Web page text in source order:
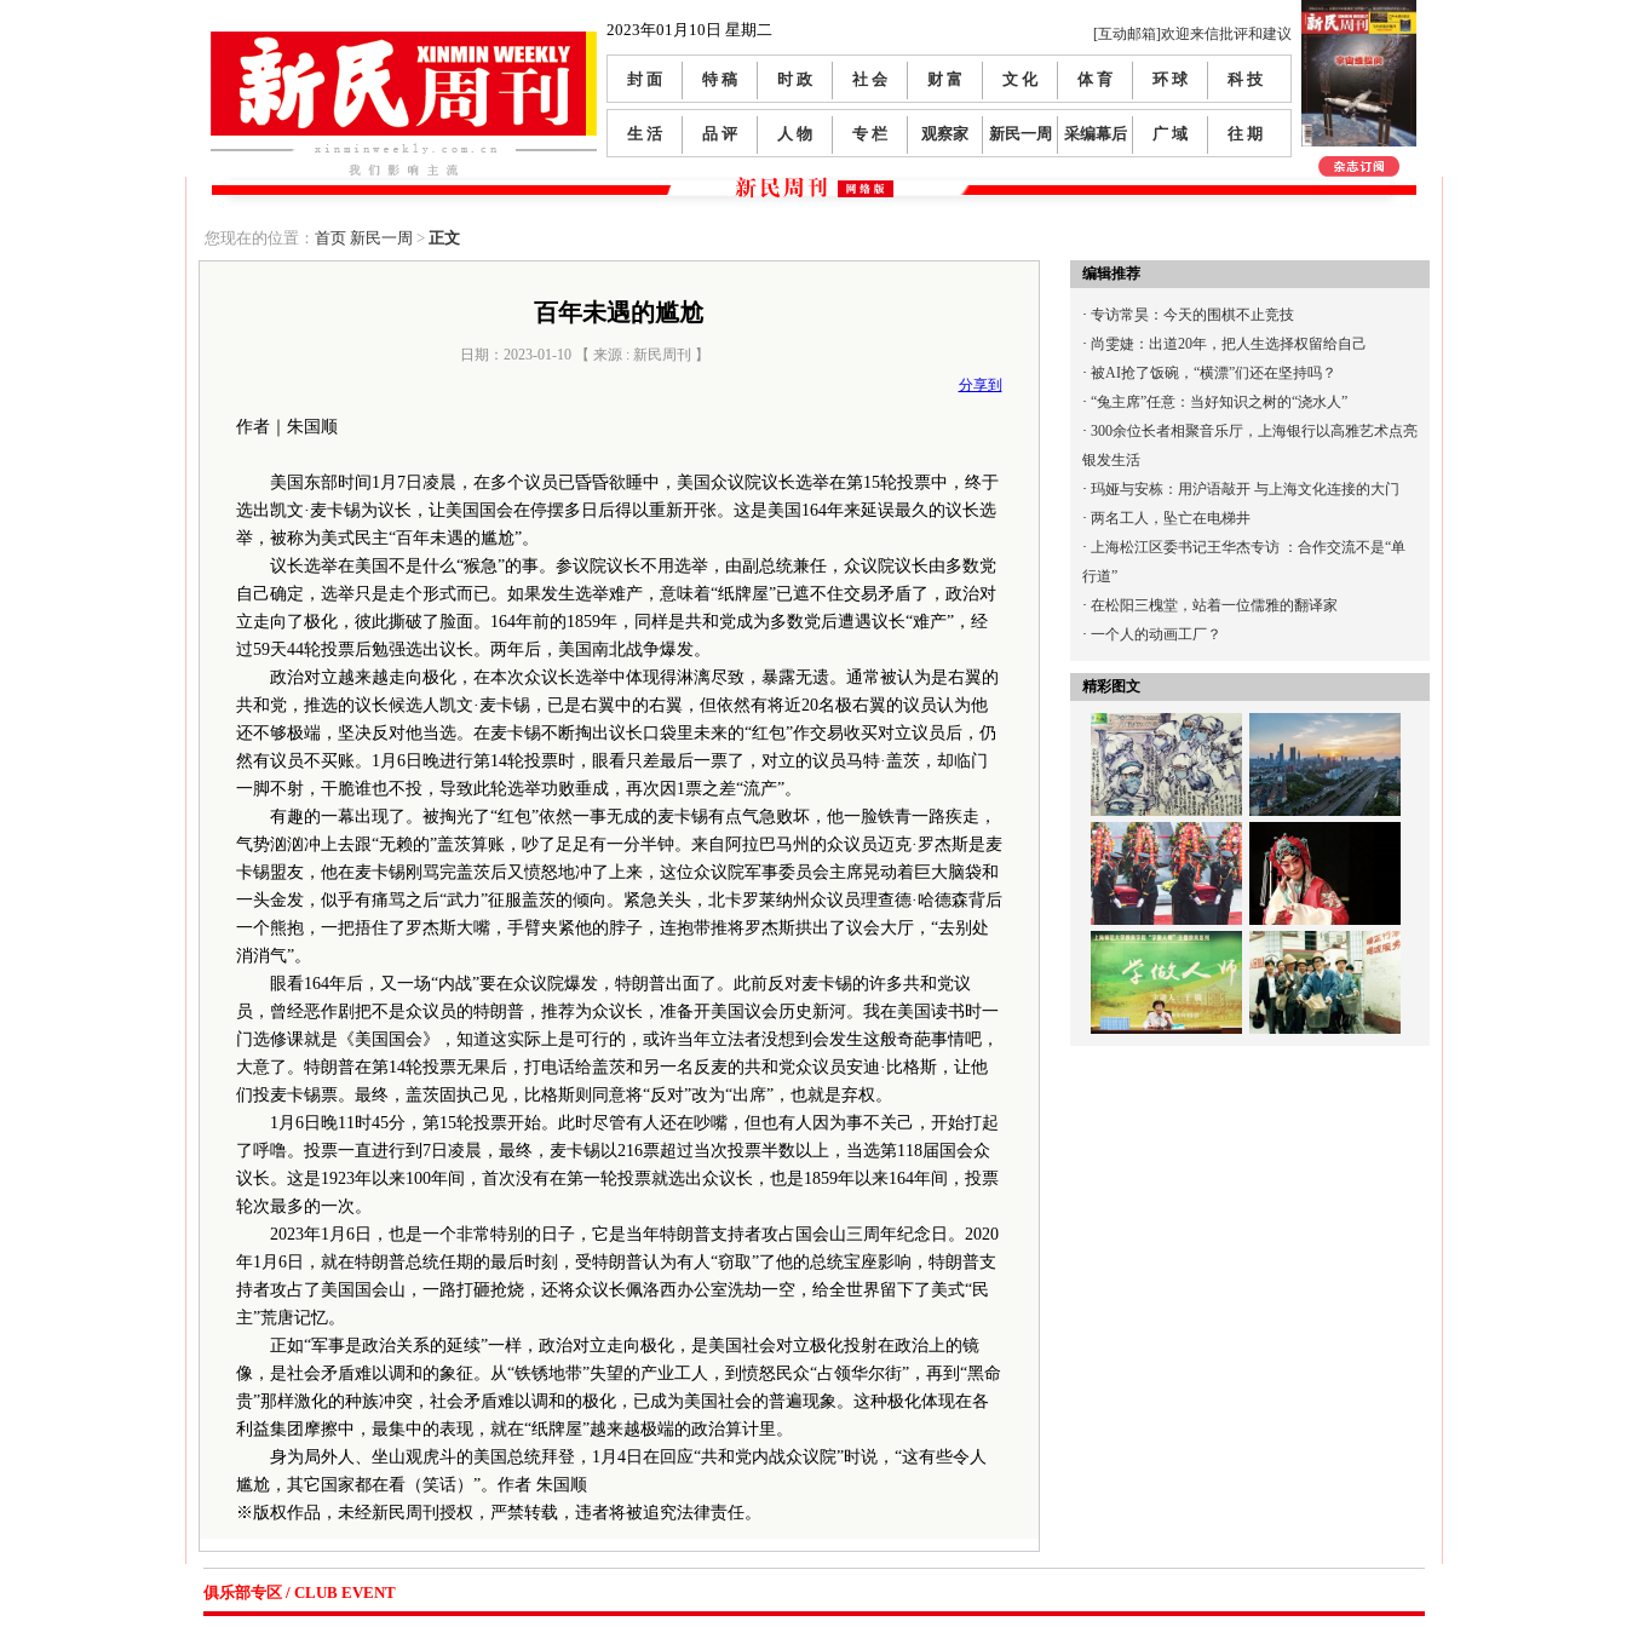
2023年01月10日 星期二 [互动邮箱]欢迎来信批评和建议
封 面 特 稿 时 政 社 会 财 富 文 化 体 育 环 球 科 技
生 活 品 评 人 物 专 栏 观察家 新民一周 采编幕后 广 域 往 期
您现在的位置： 首页 新民一周 > 正文
百年未遇的尴尬
日期：2023-01-10 【 来源 : 新民周刊 】
分享到
作者｜朱国顺
美国东部时间1月7日凌晨，在多个议员已昏昏欲睡中，美国众议院议长选举在第15轮投票中，终于
选出凯文·麦卡锡为议长，让美国国会在停摆多日后得以重新开张。这是美国164年来延误最久的议长选
举，被称为美式民主“百年未遇的尴尬”。
议长选举在美国不是什么“猴急”的事。参议院议长不用选举，由副总统兼任，众议院议长由多数党
自己确定，选举只是走个形式而已。如果发生选举难产，意味着“纸牌屋”已遮不住交易矛盾了，政治对
立走向了极化，彼此撕破了脸面。164年前的1859年，同样是共和党成为多数党后遭遇议长“难产”，经
过59天44轮投票后勉强选出议长。两年后，美国南北战争爆发。
政治对立越来越走向极化，在本次众议长选举中体现得淋漓尽致，暴露无遗。通常被认为是右翼的
共和党，推选的议长候选人凯文·麦卡锡，已是右翼中的右翼，但依然有将近20名极右翼的议员认为他
还不够极端，坚决反对他当选。在麦卡锡不断掏出议长口袋里未来的“红包”作交易收买对立议员后，仍
然有议员不买账。1月6日晚进行第14轮投票时，眼看只差最后一票了，对立的议员马特·盖茨，却临门
一脚不射，干脆谁也不投，导致此轮选举功败垂成，再次因1票之差“流产”。
有趣的一幕出现了。被掏光了“红包”依然一事无成的麦卡锡有点气急败坏，他一脸铁青一路疾走，
气势汹汹冲上去跟“无赖的”盖茨算账，吵了足足有一分半钟。来自阿拉巴马州的众议员迈克·罗杰斯是麦
卡锡盟友，他在麦卡锡刚骂完盖茨后又愤怒地冲了上来，这位众议院军事委员会主席晃动着巨大脑袋和
一头金发，似乎有痛骂之后“武力”征服盖茨的倾向。紧急关头，北卡罗莱纳州众议员理查德·哈德森背后
一个熊抱，一把捂住了罗杰斯大嘴，手臂夹紧他的脖子，连抱带推将罗杰斯拱出了议会大厅，“去别处
消消气”。
眼看164年后，又一场“内战”要在众议院爆发，特朗普出面了。此前反对麦卡锡的许多共和党议
员，曾经恶作剧把不是众议员的特朗普，推荐为众议长，准备开美国议会历史新河。我在美国读书时一
门选修课就是《美国国会》，知道这实际上是可行的，或许当年立法者没想到会发生这般奇葩事情吧，
大意了。特朗普在第14轮投票无果后，打电话给盖茨和另一名反麦的共和党众议员安迪·比格斯，让他
们投麦卡锡票。最终，盖茨固执己见，比格斯则同意将“反对”改为“出席”，也就是弃权。
1月6日晚11时45分，第15轮投票开始。此时尽管有人还在吵嘴，但也有人因为事不关己，开始打起
了呼噜。投票一直进行到7日凌晨，最终，麦卡锡以216票超过当次投票半数以上，当选第118届国会众
议长。这是1923年以来100年间，首次没有在第一轮投票就选出众议长，也是1859年以来164年间，投票
轮次最多的一次。
2023年1月6日，也是一个非常特别的日子，它是当年特朗普支持者攻占国会山三周年纪念日。2020
年1月6日，就在特朗普总统任期的最后时刻，受特朗普认为有人“窃取”了他的总统宝座影响，特朗普支
持者攻占了美国国会山，一路打砸抢烧，还将众议长佩洛西办公室洗劫一空，给全世界留下了美式“民
主”荒唐记忆。
正如“军事是政治关系的延续”一样，政治对立走向极化，是美国社会对立极化投射在政治上的镜
像，是社会矛盾难以调和的象征。从“铁锈地带”失望的产业工人，到愤怒民众“占领华尔街”，再到“黑命
贵”那样激化的种族冲突，社会矛盾难以调和的极化，已成为美国社会的普遍现象。这种极化体现在各
利益集团摩擦中，最集中的表现，就在“纸牌屋”越来越极端的政治算计里。
身为局外人、坐山观虎斗的美国总统拜登，1月4日在回应“共和党内战众议院”时说，“这有些令人
尴尬，其它国家都在看（笑话）”。作者 朱国顺
※ 版权作品，未经新民周刊授权，严禁转载，违者将被追究法律责任。
编辑推荐
· 专访常昊：今天的围棋不止竞技
· 尚雯婕：出道20年，把人生选择权留给自己
· 被AI抢了饭碗，“横漂”们还在坚持吗？
· “兔主席”任意：当好知识之树的“浇水人”
· 300余位长者相聚音乐厅，上海银行以高雅艺术点亮
银发生活
· 玛娅与安栋：用沪语敲开 与上海文化连接的大门
· 两名工人，坠亡在电梯井
· 上海松江区委书记王华杰专访 ：合作交流不是“单
行道”
· 在松阳三槐堂，站着一位儒雅的翻译家
· 一个人的动画工厂？
精彩图文
俱乐部专区 / CLUB EVENT